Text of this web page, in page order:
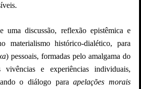
uma discussão, reflexão epistêmica e
materialismo histórico-dialético, para
) pessoais, formadas pelo amalgama do
e experiências individuais,
o diálogo paraapelações morais